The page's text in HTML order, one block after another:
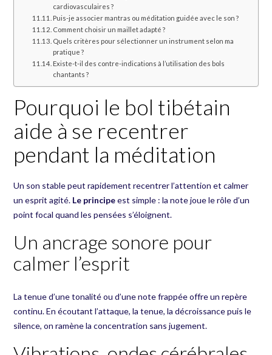
cardiovasculaires ?
Puis-je associer mantras ou méditation guidée avec le son ?
Comment choisir un maillet adapté ?
Quels critères pour sélectionner un instrument selon ma
pratique ?
Existe-t-il des contre-indications à l’utilisation des bols
chantants ?
Pourquoi le bol tibétain
aide à se recentrer
pendant la méditation
Un son stable peut rapidement recentrer l’attention et calmer
un esprit agité. Le principeest simple : la note joue le rôle d’un
point focal quand les pensées s’éloignent.
Un ancrage sonore pour
calmer l’esprit
La tenue d’une tonalité ou d’une note frappée offre un repère
continu. En écoutant l’attaque, la tenue, la décroissance puis le
silence, on ramène la concentration sans jugement.